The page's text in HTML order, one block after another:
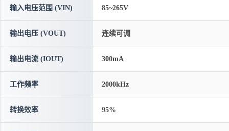
输入电压范围 (VIN) 85~265V
输出电压 (VOUT) 连续可调
输出电流 (IOUT) 300mA
工作频率 2000kHz
转换效率 95%